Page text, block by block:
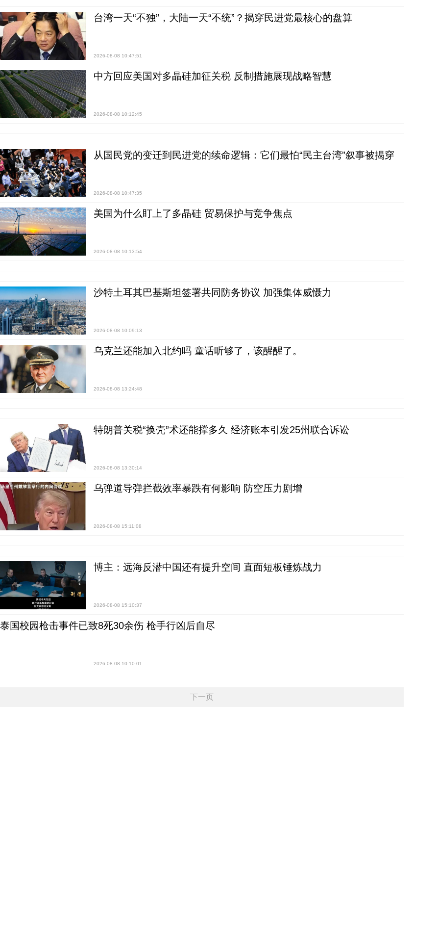
台湾一天“不独”，大陆一天“不统”？揭穿民进党最核心的盘算
2026-08-08 10:47:51
中方回应美国对多晶硅加征关税 反制措施展现战略智慧
2026-08-08 10:12:45
从国民党的变迁到民进党的续命逻辑：它们最怕“民主台湾”叙事被揭穿
2026-08-08 10:47:35
美国为什么盯上了多晶硅 贸易保护与竞争焦点
2026-08-08 10:13:54
沙特土耳其巴基斯坦签署共同防务协议 加强集体威慑力
2026-08-08 10:09:13
乌克兰还能加入北约吗 童话听够了，该醒醒了。
2026-08-08 13:24:48
特朗普关税“换壳”术还能撑多久 经济账本引发25州联合诉讼
2026-08-08 13:30:14
乌弹道导弹拦截效率暴跌有何影响 防空压力剧增
2026-08-08 15:11:08
博主：远海反潜中国还有提升空间 直面短板锤炼战力
2026-08-08 15:10:37
泰国校园枪击事件已致8死30余伤 枪手行凶后自尽
2026-08-08 10:10:01
下一页